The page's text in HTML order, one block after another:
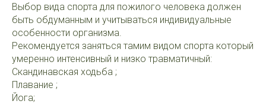
Выбор вида спорта для пожилого человека должен
быть обдуманным и учитываться индивидуальные
особенности организма.
Рекомендуется заняться тамим видом спорта который
умеренно интенсивный и низко травматичный:
Скандинавская ходьба ;
Плавание ;
Йога;